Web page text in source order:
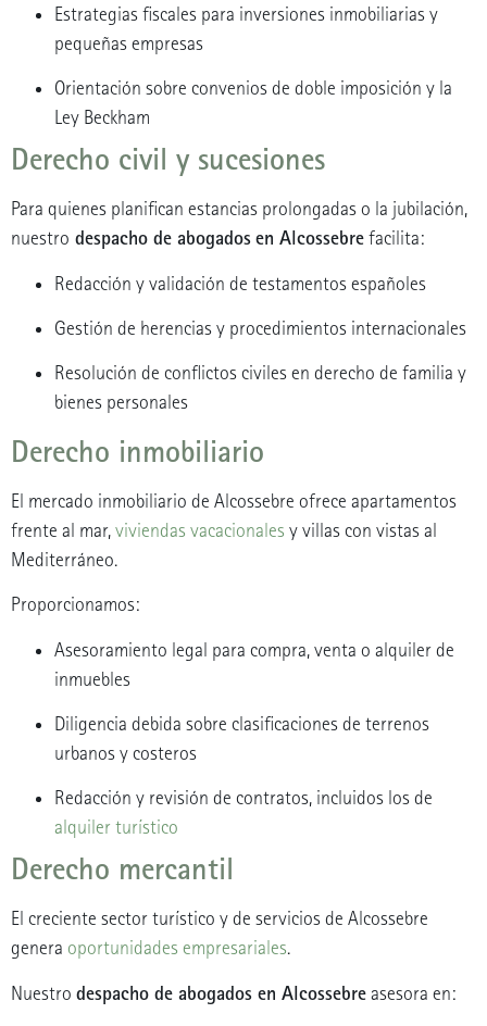
Estrategias fiscales para inversiones inmobiliarias y
pequeñas empresas
Orientación sobre convenios de doble imposición y la
Ley Beckham
Derecho civil y sucesiones
Para quienes planifican estancias prolongadas o la jubilación,
nuestro despacho de abogadosen Alcossebrefacilita:
Redacción y validación de testamentos españoles
Gestión de herencias y procedimientos internacionales
Resolución de conflictos civiles en derecho de familia y
bienes personales
Derecho inmobiliario
El mercado inmobiliario de Alcossebre ofrece apartamentos
frente al mar,viviendas vacacionales y villas con vistas al
Mediterráneo.
Proporcionamos:
Asesoramiento legal para compra, venta o alquiler de
inmuebles
Diligencia debida sobre clasificaciones de terrenos
urbanos y costeros
Redacción y revisión de contratos, incluidos los de
alquiler turístico
Derecho mercantil
El creciente sector turístico y de servicios de Alcossebre
genera oportunidades empresariales.
Nuestro despacho de abogados en Alcossebreasesora en: